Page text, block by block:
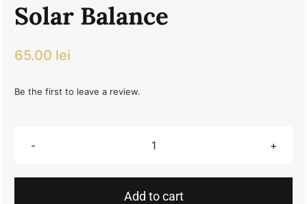
Solar Balance
65.00 lei
Be the first to leave a review.
Solar
quantity
Add to cart